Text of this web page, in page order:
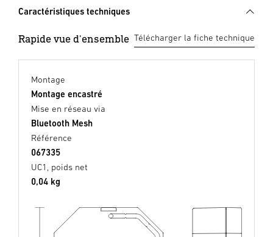
Caractéristiques techniques
Rapide vue d'ensemble Télécharger la fiche technique
Montage
Montage encastré
Mise en réseau via
Bluetooth Mesh
Référence
067335
UC1, poids net
0,04 kg